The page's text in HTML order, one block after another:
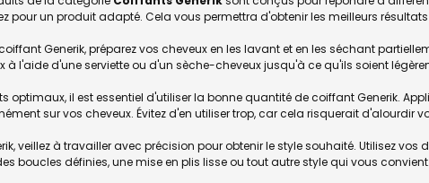
pour un produit adapté. Cela vous permettra d'obtenir les meilleurs
Generik, préparez vos cheveux en les lavant et en les séchant
à l'aide d'une serviette ou d'un sèche-cheveux jusqu'à ce qu'ils soient
optimaux, il est essentiel d'utiliser la bonne quantité de coiffant Generik.
sur vos cheveux. Évitez d'en utiliser trop, car cela risquerait d'alourdir
veillez à travailler avec précision pour obtenir le style souhaité. Utilisez
boucles définies, une mise en plis lisse ou tout autre style qui vous convient.